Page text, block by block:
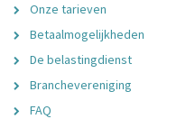
Onze tarieven
Betaalmogelijkheden
De belastingdienst
Branchevereniging
FAQ